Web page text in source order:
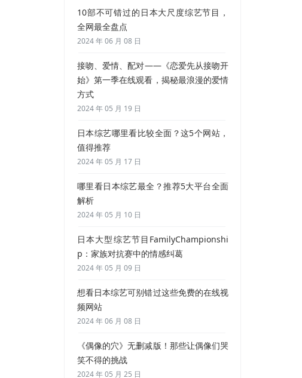
10部不可错过的日本大尺度综艺节目，
全网最全盘点
2024 年 06 月 08 日
接吻、爱情、配对——《恋爱先从接吻开
始》第一季在线观看，揭秘最浪漫的爱情
方式
2024 年 05 月 19 日
日本综艺哪里看比较全面？这5个网站，
值得推荐
2024 年 05 月 17 日
哪里看日本综艺最全？推荐5大平台全面
解析
2024 年 05 月 10 日
日本大型综艺节目FamilyChampionshi
p：家族对抗赛中的情感纠葛
2024 年 05 月 09 日
想看日本综艺可别错过这些免费的在线视
频网站
2024 年 06 月 08 日
《偶像的穴》无删减版！那些让偶像们哭
笑不得的挑战
2024 年 05 月 25 日